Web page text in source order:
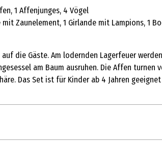
1 Affenjunges, 4 Vögel
Zaunelement, 1 Girlande mit Lampions, 1
die Gäste. Am lodernden Lagerfeuer
am Baum ausruhen. Die Affen
Das Set ist für Kinder ab 4 Jahren